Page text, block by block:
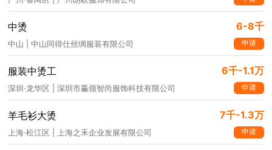
中烫 6-8千
中山 | 中山同得仕丝绸服装有限公司 申请
服装中烫工 6千-1.1万
深圳·龙华区 | 深圳市赢领智尚服饰科技有限公司 申请
羊毛衫大烫 7千-1.3万
上海·松江区 | 上海之禾企业发展有限公司 申请